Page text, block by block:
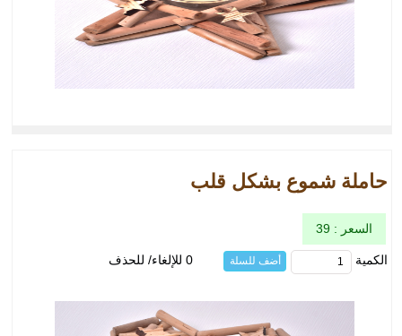
حاملة شموع بشكل قلب
السعر : 39
الكمية أضف للسلة 0 للإلغاء/ للحذف